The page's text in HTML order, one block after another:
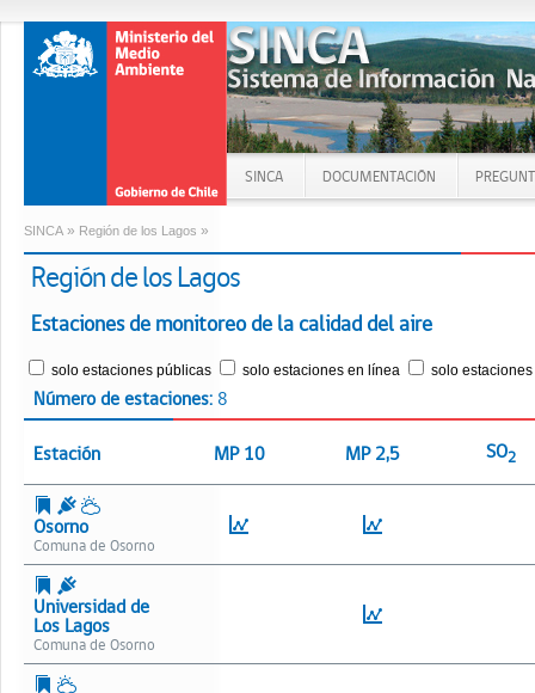
SINCA DOCUMENTACIÓN
SINCA » Región de los Lagos »
Región de los Lagos
Estaciones de monitoreo de la calidad del aire
solo estaciones públicas solo estaciones en línea solo
Número de estaciones:8
Estación MP 10 MP 2,5 SO2
Osorno
Osorno
Universidad de
Los Lagos
Osorno